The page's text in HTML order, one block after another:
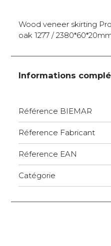
Wood veneer skirting
oak 1277 /
Informations
Référence BIEMAR
Réference Fabricant
Réference EAN
Catégorie